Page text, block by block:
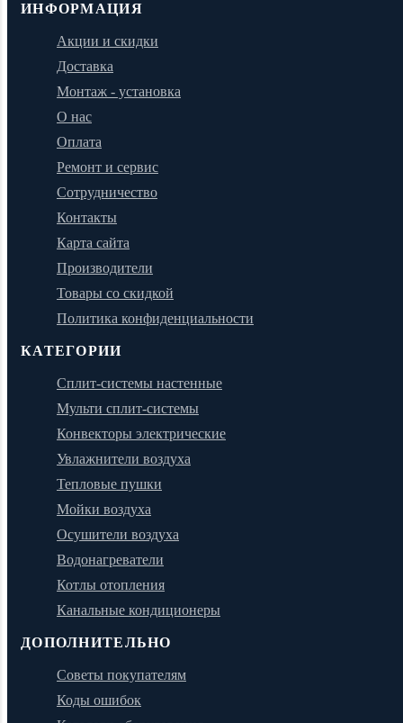
ИНФОРМАЦИЯ
Акции и скидки
Доставка
Монтаж - установка
О нас
Оплата
Ремонт и сервис
Сотрудничество
Контакты
Карта сайта
Производители
Товары со скидкой
Политика конфиденциальности
КАТЕГОРИИ
Сплит-системы настенные
Мульти сплит-системы
Конвекторы электрические
Увлажнители воздуха
Тепловые пушки
Мойки воздуха
Осушители воздуха
Водонагреватели
Котлы отопления
Канальные кондиционеры
ДОПОЛНИТЕЛЬНО
Советы покупателям
Коды ошибок